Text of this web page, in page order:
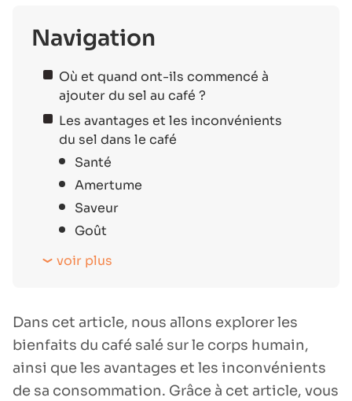
Navigation
Où et quand ont-ils commencé à
ajouter du sel au café ?
Les avantages et les inconvénients
du sel dans le café
Santé
Amertume
Saveur
Goût
voir plus
Dans cet article, nous allons explorer les
bienfaits du café salé sur le corps humain,
ainsi que les avantages et les inconvénients
de sa consommation. Grâce à cet article, vous